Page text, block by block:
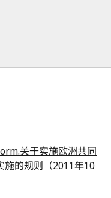
关于实施欧洲共同
施的规则（2011年10